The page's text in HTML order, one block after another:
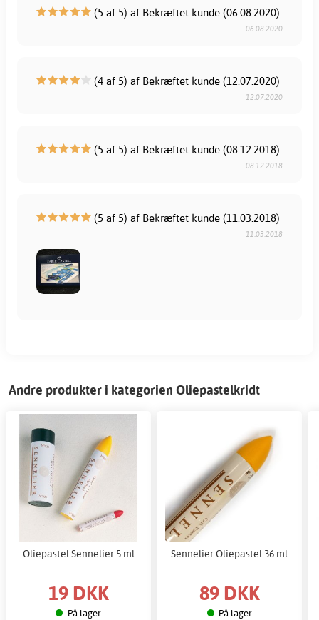
(5 af 5) af Bekræftet kunde (06.08.2020)
06.08.2020
(4 af 5) af Bekræftet kunde (12.07.2020)
12.07.2020
(5 af 5) af Bekræftet kunde (08.12.2018)
08.12.2018
(5 af 5) af Bekræftet kunde (11.03.2018)
11.03.2018
Andre produkter i kategorien Oliepastelkridt
Oliepastel Sennelier 5 ml
19 DKK
På lager
Sennelier Oliepastel 36 ml
89 DKK
På lager